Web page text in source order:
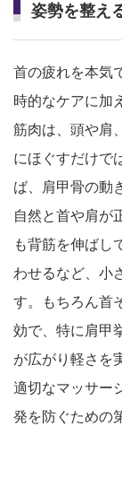
姿勢を整え
首の疲れを本気
時的なケアに加
筋肉は、頭や肩
にほぐすだけで
ば、肩甲骨の動
自然と首や肩が
も背筋を伸ばし
わせるなど、小
す。もちろん首
効で、特に肩甲
が広がり軽さを
適切なマッサー
発を防ぐための